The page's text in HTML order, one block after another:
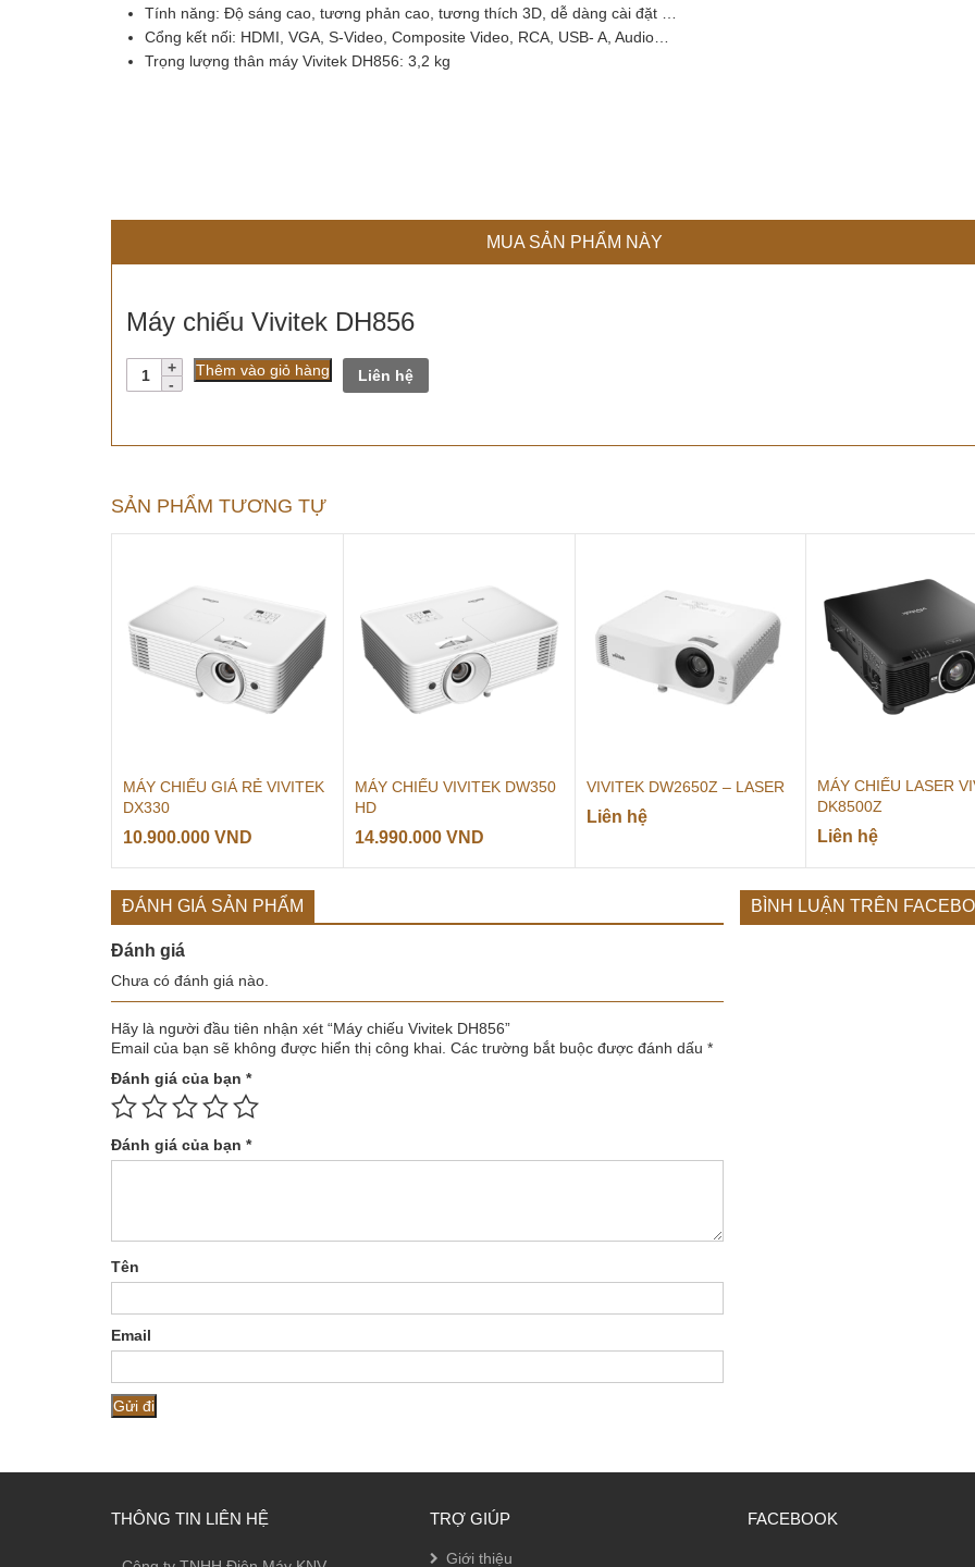
Tính năng: Độ sáng cao, tương phản cao, tương thích 3D, dễ dàng cài đặt …
Cổng kết nối: HDMI, VGA, S-Video, Composite Video, RCA, USB- A, Audio…
Trọng lượng thân máy Vivitek DH856: 3,2 kg
MUA SẢN PHẨM NÀY
Máy chiếu Vivitek DH856
Số
lượng
Thêm vào giỏ hàng Liên hệ
SẢN PHẨM TƯƠNG TỰ
MÁY CHIẾU GIÁ RẺ VIVITEK
DX330
10.900.000 VND
MÁY CHIẾU VIVITEK DW350
HD
14.990.000 VND
VIVITEK DW2650Z – LASER
Liên hệ
MÁY CHIẾU LASER
DK8500Z
Liên hệ
ĐÁNH GIÁ SẢN PHẨM
Đánh giá
Chưa có đánh giá nào.
Hãy là người đầu tiên nhận xét “Máy chiếu Vivitek DH856”
Email của bạn sẽ không được hiển thị công khai. Các trường bắt buộc được đánh dấu *
Đánh giá của bạn *
Đánh giá của bạn *
Tên
Email
BÌNH LUẬN TRÊN
THÔNG TIN LIÊN HỆ TRỢ GIÚP
Giới thiệu
FACEBOOK